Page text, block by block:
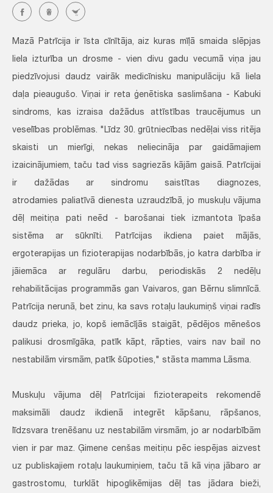
Mazā Patrīcija ir īsta cīnītāja, aiz kuras mīļā smaida slēpjas
liela izturība un drosme - vien divu gadu vecumā viņa jau
piedzīvojusi daudz vairāk medicīnisku manipulāciju kā liela
daļa pieaugušo. Viņai ir reta ģenētiska saslimšana - Kabuki
sindroms, kas izraisa dažādus attīstības traucējumus un
veselības problēmas. "Līdz 30. grūtniecības nedēļai viss ritēja
skaisti un mierīgi, nekas neliecināja par gaidāmajiem
izaicinājumiem, taču tad viss sagriezās kājām gaisā. Patrīcijai
ir dažādas ar sindromu saistītas diagnozes,
atrodamies paliatīvā dienesta uzraudzībā, jo muskuļu vājuma
dēļ meitiņa pati neēd - barošanai tiek izmantota īpaša
sistēma ar sūknīti. Patrīcijas ikdiena paiet mājās,
ergoterapijas un fizioterapijas nodarbībās, jo katra darbība ir
jāiemāca ar regulāru darbu, periodiskās 2 nedēļu
rehabilitācijas programmās gan Vaivaros, gan Bērnu slimnīcā.
Patrīcija nerunā, bet zinu, ka savs rotaļu laukumiņš viņai radīs
daudz prieka, jo, kopš iemācījās staigāt, pēdējos mēnešos
palikusi drosmīgāka, patīk kāpt, rāpties, vairs nav bail no
nestabilām virsmām, patīk šūpoties," stāsta mamma Lāsma.
Muskuļu vājuma dēļ Patrīcijai fizioterapeits rekomendē
maksimāli daudz ikdienā integrēt kāpšanu, rāpšanos,
līdzsvara trenēšanu uz nestabilām virsmām, jo ar nodarbībām
vien ir par maz. Ģimene cenšas meitiņu pēc iespējas aizvest
uz publiskajiem rotaļu laukumiņiem, taču tā kā viņa jābaro ar
gastrostomu, turklāt hipoglikēmijas dēļ tas jādara bieži,